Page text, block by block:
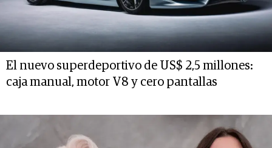
El nuevo superdeportivo de US$ 2,5 millones:
caja manual, motor V8 y cero pantallas